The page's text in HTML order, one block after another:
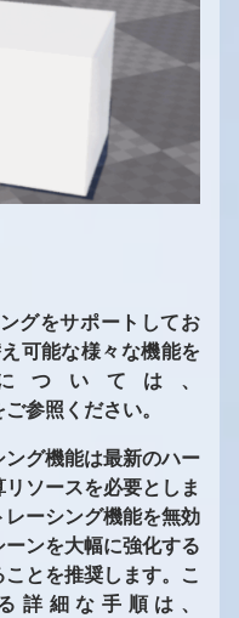
グをサポートしてお
可能な様々な機能を
ついては、
ご参照ください。
グ機能は最新のハー
リソースを必要としま
ーシング機能を無効
ンを大幅に強化する
とを推奨します。こ
詳細な手順は、